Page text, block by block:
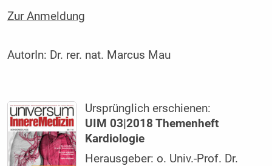
Zur Anmeldung
AutorIn: Dr. rer. nat. Marcus Mau
Ursprünglich erschienen:
UIM 03|2018 Themenheft
Kardiologie
Herausgeber: o. Univ.-Prof. Dr.